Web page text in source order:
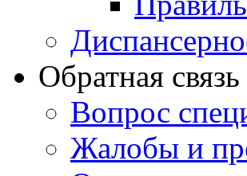
Обратная связь
Вопрос
Жалобы и